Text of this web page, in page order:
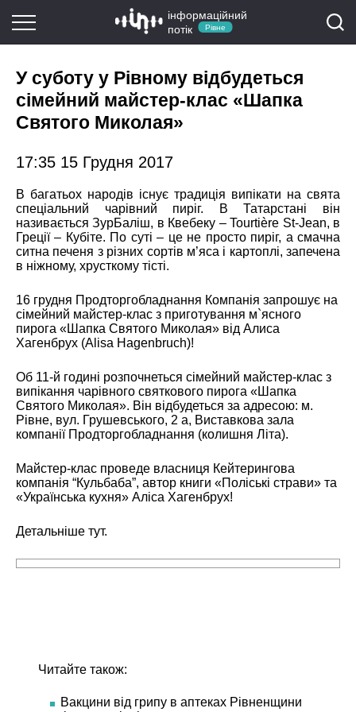
інформаційний
потік
Рівне
У суботу у Рівному відбудеться
сімейний майстер-клас «Шапка
Святого Миколая»
17:35 15 Грудня 2017
В багатьох народів існує традиція випікати на свята
спеціальний чарівний пиріг. В Татарстані він
називається ЗурБаліш, в Квебеку – Tourtière St-Jean, в
Греції – Кубіте. По суті – це не просто пиріг, а смачна
ситна печеня з різних сортів м’яса і картоплі, запечена
в ніжному, хрусткому тісті.
16 грудня Продторгобладнання Компанія запрошує на
сімейний майстер-клас з приготування м`ясного
пирога «Шапка Святого Миколая» від Алиса
Хагенбрух (Alisa Hagenbruch)!
Об 11-й годині розпочнеться сімейний майстер-клас з
випікання чарівного святкового пирога «Шапка
Святого Миколая». Він відбудеться за адресою: м.
Рівне, вул. Грушевського, 2 а, Виставкова зала
компанії Продторгобладнання (колишня Літа).
Майстер-клас проведе власниця Кейтерингова
компанія “Кульбаба”, автор книги «Поліські страви» та
«Українська кухня» Аліса Хагенбрух!
Детальніше тут.
Читайте також:
Вакцини від грипу в аптеках Рівненщини